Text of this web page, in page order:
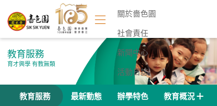
關於嗇色園
社會責任
新聞中心
活動日誌
聯絡我們
教育服務
育才興學 有教無類
教育服務 最新動態 辦學特色 教育概況